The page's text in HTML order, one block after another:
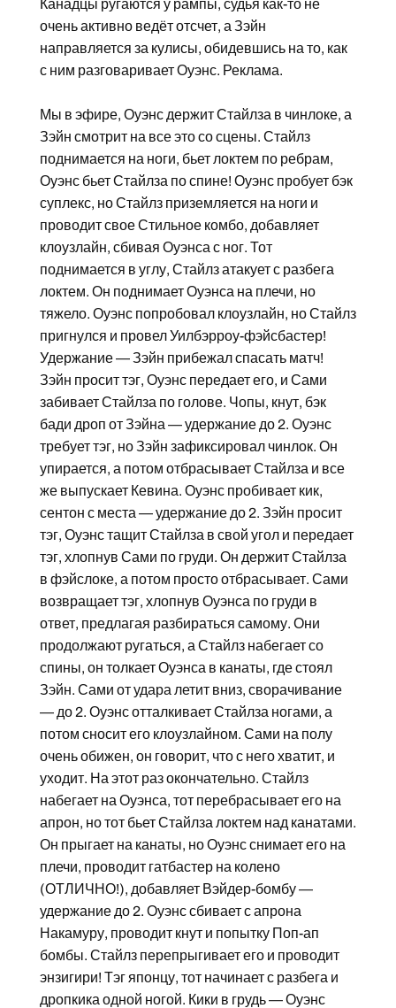
Канадцы ругаются у рампы, судья как-то не
очень активно ведёт отсчет, а Зэйн
направляется за кулисы, обидевшись на то, как
с ним разговаривает Оуэнс. Реклама.
Мы в эфире, Оуэнс держит Стайлза в чинлоке, а
Зэйн смотрит на все это со сцены. Стайлз
поднимается на ноги, бьет локтем по ребрам,
Оуэнс бьет Стайлза по спине! Оуэнс пробует бэк
суплекс, но Стайлз приземляется на ноги и
проводит свое Стильное комбо, добавляет
клоузлайн, сбивая Оуэнса с ног. Тот
поднимается в углу, Стайлз атакует с разбега
локтем. Он поднимает Оуэнса на плечи, но
тяжело. Оуэнс попробовал клоузлайн, но Стайлз
пригнулся и провел Уилбэрроу-фэйсбастер!
Удержание — Зэйн прибежал спасать матч!
Зэйн просит тэг, Оуэнс передает его, и Сами
забивает Стайлза по голове. Чопы, кнут, бэк
бади дроп от Зэйна — удержание до 2. Оуэнс
требует тэг, но Зэйн зафиксировал чинлок. Он
упирается, а потом отбрасывает Стайлза и все
же выпускает Кевина. Оуэнс пробивает кик,
сентон с места — удержание до 2. Зэйн просит
тэг, Оуэнс тащит Стайлза в свой угол и передает
тэг, хлопнув Сами по груди. Он держит Стайлза
в фэйслоке, а потом просто отбрасывает. Сами
возвращает тэг, хлопнув Оуэнса по груди в
ответ, предлагая разбираться самому. Они
продолжают ругаться, а Стайлз набегает со
спины, он толкает Оуэнса в канаты, где стоял
Зэйн. Сами от удара летит вниз, сворачивание
— до 2. Оуэнс отталкивает Стайлза ногами, а
потом сносит его клоузлайном. Сами на полу
очень обижен, он говорит, что с него хватит, и
уходит. На этот раз окончательно. Стайлз
набегает на Оуэнса, тот перебрасывает его на
апрон, но тот бьет Стайлза локтем над канатами.
Он прыгает на канаты, но Оуэнс снимает его на
плечи, проводит гатбастер на колено
(ОТЛИЧНО!), добавляет Вэйдер-бомбу —
удержание до 2. Оуэнс сбивает с апрона
Накамуру, проводит кнут и попытку Поп-ап
бомбы. Стайлз перепрыгивает его и проводит
энзигири! Тэг японцу, тот начинает с разбега и
дропкика одной ногой. Кики в грудь — Оуэнс